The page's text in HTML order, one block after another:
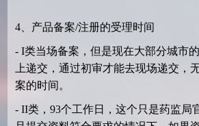
4、产品备案/注册的受理时间
- I类当场备案，但是现在大部分城市
上递交，通过初审才能去现场递交，
案的时间。
- II类，93个工作日，这个只是药监局